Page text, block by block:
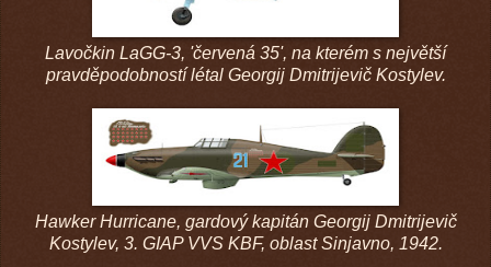
Lavočkin LaGG-3, 'červená 35', na kterém s největší
pravděpodobností létal Georgij Dmitrijevič Kostylev.
Hawker Hurricane, gardový kapitán Georgij Dmitrijevič
Kostylev, 3. GIAP VVS KBF, oblast Sinjavno, 1942.